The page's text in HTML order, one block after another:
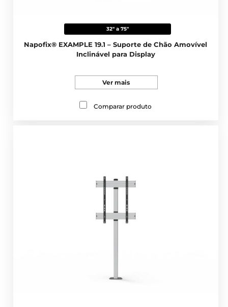
32" a 75"
Napofix® EXAMPLE 19.1 – Suporte de Chão Amovível
Inclinável para Display
Ver mais
Comparar produto